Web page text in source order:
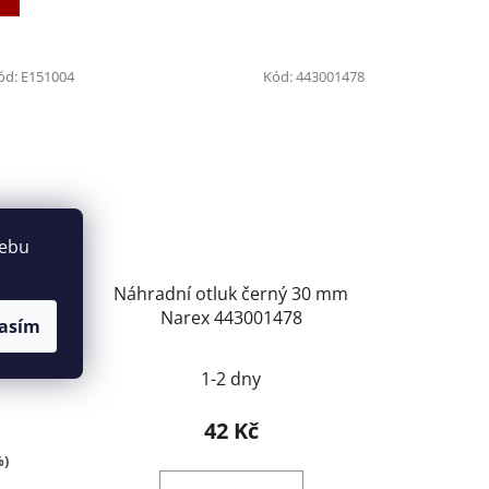
E151004
Náhradní otluk černý 30 mm
Narex 443001478
1-2 dny
42 Kč
Kód:443001478